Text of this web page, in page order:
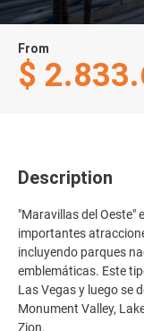
From
$
Description
"Maravillas del Oeste"
importantes
incluyendo parques
emblemáticas. Este
Las Vegas y luego se
Monument Valley,
Zion.